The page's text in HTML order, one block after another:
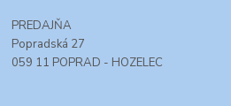
PREDAJŇA
Popradská 27
059 11 POPRAD - HOZELEC